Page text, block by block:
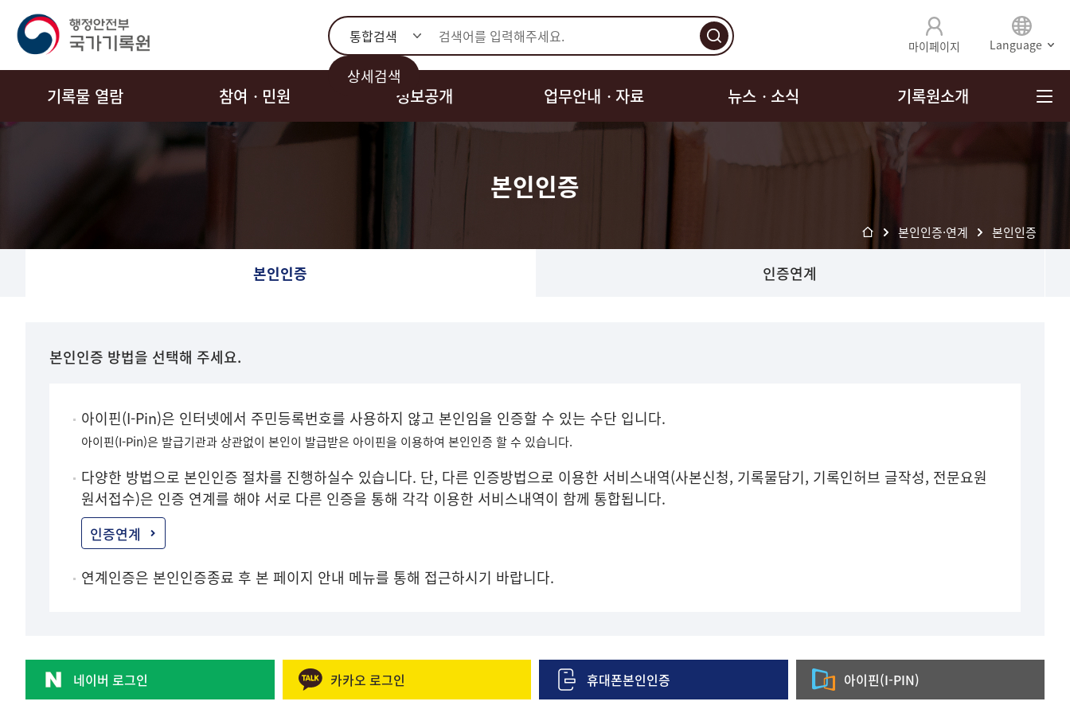
통합검색
상세검색
마이페이지 Language
기록물 열람 참여ㆍ민원 정보공개 업무안내ㆍ자료 뉴스ㆍ소식 기록원소개
본인인증
본인인증·연계 본인인증
본인인증 인증연계
본인인증 방법을 선택해 주세요.
아이핀(I-Pin)은 인터넷에서 주민등록번호를 사용하지 않고 본인임을 인증할 수 있는 수단 입니다.
아이핀(I-Pin)은 발급기관과 상관없이 본인이 발급받은 아이핀을 이용하여 본인인증 할 수 있습니다.
다양한 방법으로 본인인증 절차를 진행하실수 있습니다. 단, 다른 인증방법으로 이용한 서비스내역(사본신청, 기록물담기, 기록인허브 글작성, 전문요원
원서접수)은 인증 연계를 해야 서로 다른 인증을 통해 각각 이용한 서비스내역이 함께 통합됩니다.
인증연계
연계인증은 본인인증종료 후 본 페이지 안내 메뉴를 통해 접근하시기 바랍니다.
네이버 로그인 카카오 로그인 휴대폰본인인증 아이핀(I-PIN)